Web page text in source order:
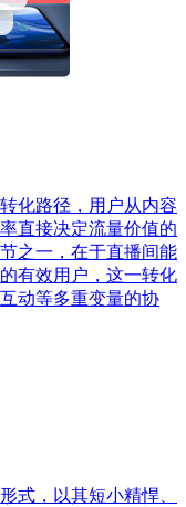
化路径，用户从内容
直接决定流量价值的
之一，在于直播间能
有效用户，这一转化
动等多重变量的协
式，以其短小精悍、